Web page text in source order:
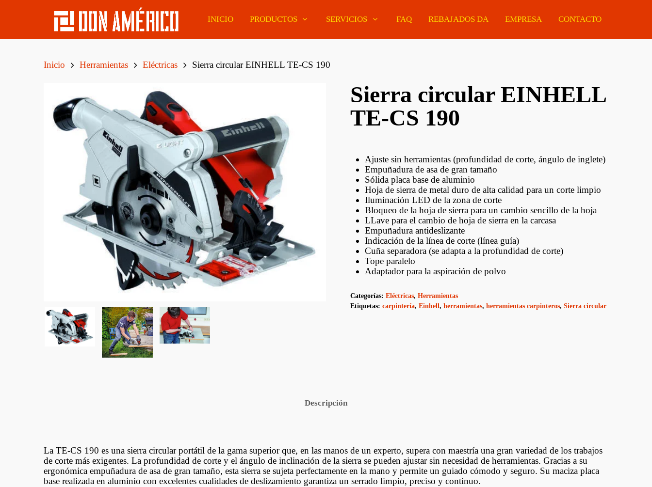
INICIO PRODUCTOS
Eucaliptus
MSD De Pino Tratado
CCA Cepillado
Postes Eucaliptus
Tratados CCA
Polines Tratados CCA
Lapacho Boliviano
Caoba Sapelli
Eucaliptus Clear
Curupaú Boliviano
Tatajuba
Marupá
Okume
Pino Amarillo
Tirantería Eucaliptus
Finger
Tirantería Pino Oregon
Tirantería Tatajuba
Tirantería Lapacho
Boliviano
Vigas Estructurales De
Eucaliptus
Melamínicos De
Colores
Tableros Finger Joint
Paneles MDF Estándar
MDF Antihumedad Y
Pisos De Madera
Pisos Flotantes
Euroclick
Molduras Decorativas
Barrotes Y Soportes
Zócalos Y
Contramarcos
Decks
Revestimientos
Hojas De Puerta
Tiradores
Cerraduras
Guías Telescópicas
Sistemas Corredizos
Ducasse Industrial
Joelini
Aldavillas Fallebas Y
Eléctricas Ferretería
SERVICIOS FAQ REBAJADOS DA EMPRESA CONTACTO
Inicio Herramientas Eléctricas Sierra circular EINHELL TE-CS 190
Sierra circular EINHELL
TE-CS 190
Ajuste sin herramientas (profundidad de corte, ángulo de inglete)
Empuñadura de asa de gran tamaño
Sólida placa base de aluminio
Hoja de sierra de metal duro de alta calidad para un corte limpio
Iluminación LED de la zona de corte
Bloqueo de la hoja de sierra para un cambio sencillo de la hoja
LLave para el cambio de hoja de sierra en la carcasa
Empuñadura antideslizante
Indicación de la línea de corte (línea guía)
Cuña separadora (se adapta a la profundidad de corte)
Tope paralelo
Adaptador para la aspiración de polvo
Categorías: Eléctricas, Herramientas
Etiquetas: carpintería, Einhell, herramientas, herramientas carpinteros, Sierra circular
Descripción
La TE-CS 190 es una sierra circular portátil de la gama superior que, en las manos de un experto, supera con maestría una gran variedad de los trabajos
de corte más exigentes. La profundidad de corte y el ángulo de inclinación de la sierra se pueden ajustar sin necesidad de herramientas. Gracias a su
ergonómica empuñadura de asa de gran tamaño, esta sierra se sujeta perfectamente en la mano y permite un guiado cómodo y seguro. Su maciza placa
base realizada en aluminio con excelentes cualidades de deslizamiento garantiza un serrado limpio, preciso y continuo.